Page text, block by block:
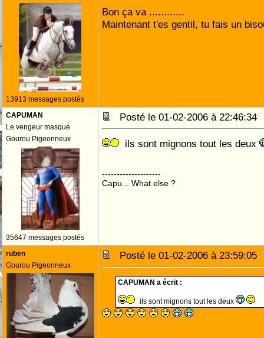
13913 messages postés
Bon ça va ............
Maintenant t'es gentil, tu fais un
CAPUMAN
Le vengeur masqué
Gourou Pigeonneux
35647 messages postés
Posté le 01-02-2006 à
ils sont mignons tout les deux
--------------------
Capu... What else ?
ruben
Gourou Pigeonneux
Posté le 01-02-2006 à
CAPUMAN a écrit :
ils sont mignons tout les deux